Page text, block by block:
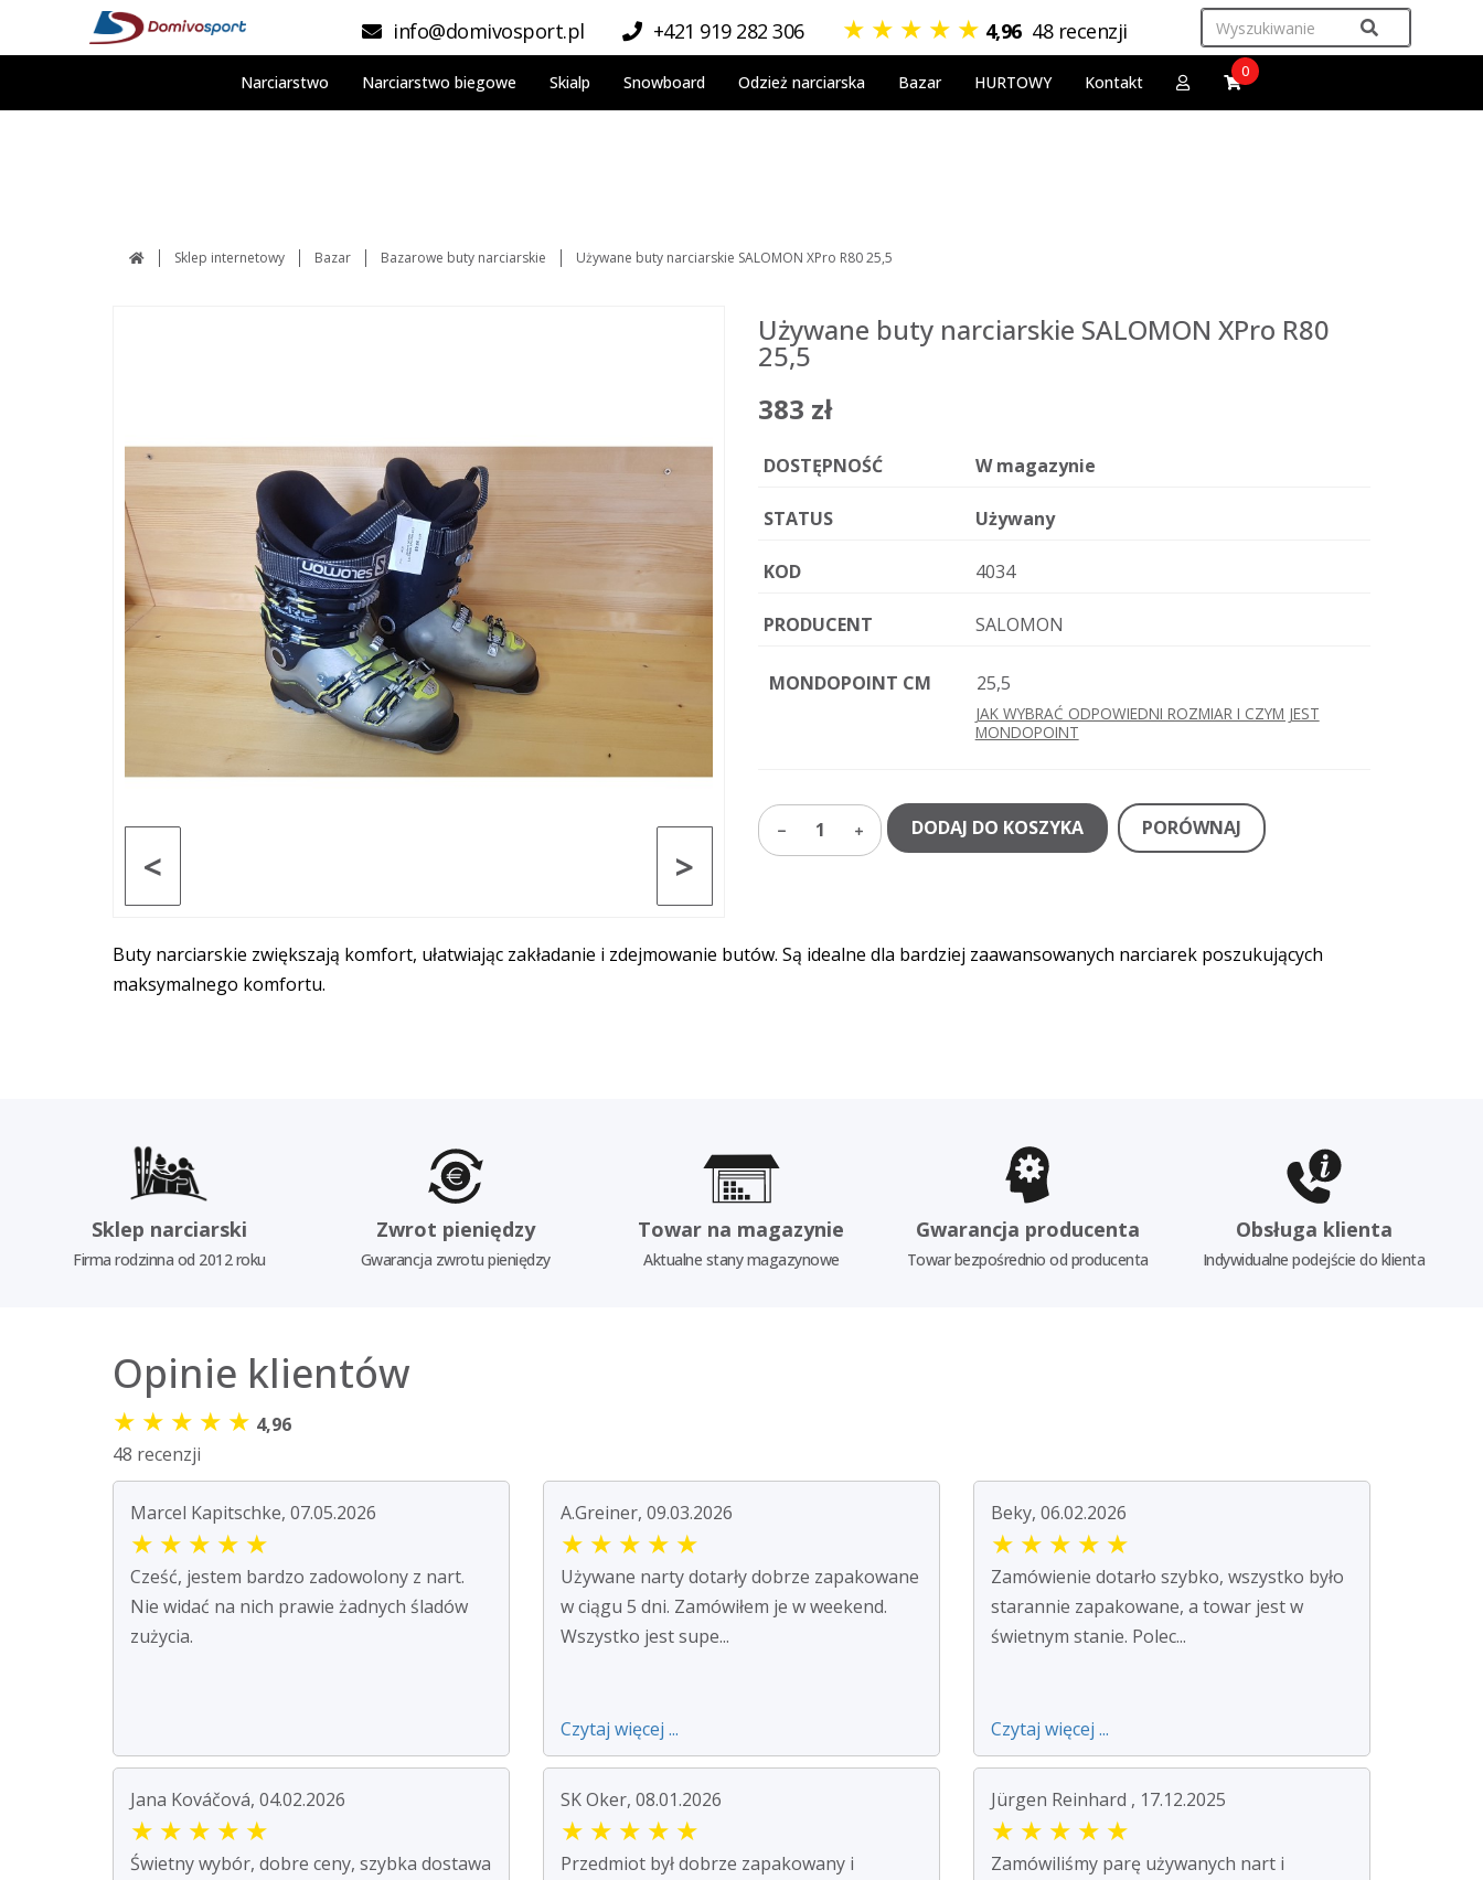
info@domivosport.pl +421 919 282 306 ★ ★ ★ ★ ★ 4,96 48 recenzji
Narciarstwo Narciarstwo biegowe Skialp Snowboard Odzież narciarska Bazar HURTOWY Kontakt
0
Sklep internetowy Bazar Bazarowe buty narciarskie Używane buty narciarskie SALOMON XPro R80 25,5
>
<
Używane buty narciarskie SALOMON XPro R80
25,5
383 zł
DOSTĘPNOŚĆ W magazynie
STATUS Używany
KOD 4034
PRODUCENT SALOMON
MONDOPOINT CM 25,5
JAK WYBRAĆ ODPOWIEDNI ROZMIAR I CZYM JEST
MONDOPOINT
1 DODAJ DO KOSZYKA PORÓWNAJ
Buty narciarskie zwiększają komfort, ułatwiając zakładanie i zdejmowanie butów. Są idealne dla bardziej zaawansowanych narciarek poszukujących
maksymalnego komfortu.
Sklep narciarski
Firma rodzinna od 2012 roku
Zwrot pieniędzy
Gwarancja zwrotu pieniędzy
Towar na magazynie
Aktualne stany magazynowe
Gwarancja producenta
Towar bezpośrednio od producenta
Obsługa klienta
Indywidualne podejście do klienta
Opinie klientów
★ ★ ★ ★ ★ 4,96
48 recenzji
Marcel Kapitschke, 07.05.2026
★ ★ ★ ★ ★
Cześć, jestem bardzo zadowolony z nart.
Nie widać na nich prawie żadnych śladów
zużycia.
A.Greiner, 09.03.2026
★ ★ ★ ★ ★
Używane narty dotarły dobrze zapakowane
w ciągu 5 dni. Zamówiłem je w weekend.
Wszystko jest supe...
Czytaj więcej ...
Beky, 06.02.2026
★ ★ ★ ★ ★
Zamówienie dotarło szybko, wszystko było
starannie zapakowane, a towar jest w
świetnym stanie. Polec...
Czytaj więcej ...
Jana Kováčová, 04.02.2026
★ ★ ★ ★ ★
Świetny wybór, dobre ceny, szybka dostawa
SK Oker, 08.01.2026
★ ★ ★ ★ ★
Przedmiot był dobrze zapakowany i
Jürgen Reinhard , 17.12.2025
★ ★ ★ ★ ★
Zamówiliśmy parę używanych nart i